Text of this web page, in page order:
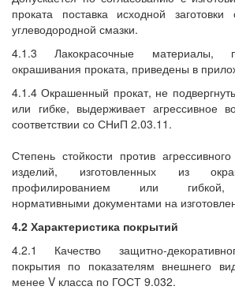
проката поставка исходной
углеводородной смазки.
4.1.3 Лакокрасочные материалы,
окрашивания проката, приведены в
4.1.4 Окрашенный прокат, не
или гибке, выдерживает агрессивное
соответствии со СНиП 2.03.11.
Степень стойкости против
изделий, изготовленных из
профилированием или гибкой,
нормативными документами на
4.2 Характеристика покрытий
4.2.1 Качество защитно-
покрытия по показателям внешнего
менее V класса по ГОСТ 9.032.